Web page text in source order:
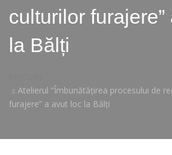
culturilor
la Bălți
Atelierul ”Îmbunătățirea procesului de
furajere” a avut loc la Bălți